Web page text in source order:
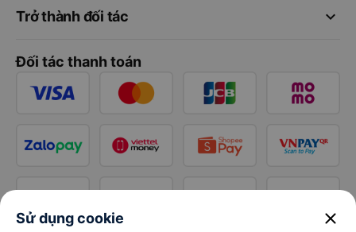
keyboard_arrow_down
Trở thành đối tác
Đối tác thanh toán
Sử dụng cookie close